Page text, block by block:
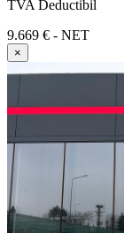
TVA Deductibil
9.669 € - NET
×